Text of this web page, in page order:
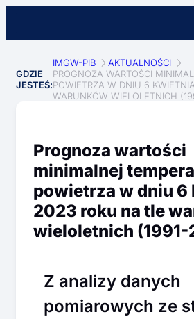
GDZIE
JESTEŚ:
IMGW-PIB
AKTUALNOŚCI
PROGNOZA WARTOŚCI
POWIETRZA W DNIU 6
WARUNKÓW WIELOLETNICH
Prognoza wartości
minimalnej
powietrza w dniu 6
2023 roku na tle
wieloletnich
Z analizy danych
pomiarowych ze